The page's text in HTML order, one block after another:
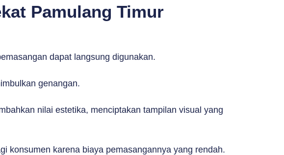
Pamulang Timur
dapat langsung digunakan.
genangan.
nilai estetika, menciptakan tampilan visual yang
konsumen karena biaya pemasangannya yang rendah.